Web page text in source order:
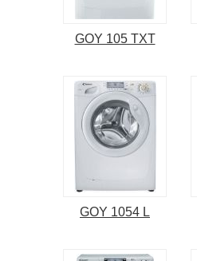
GOY 105 TXT
GOY 1054 L